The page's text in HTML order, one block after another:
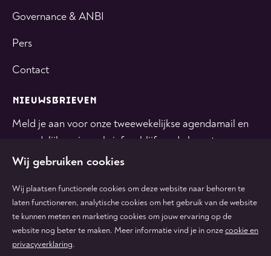
Governance & ANBI
Pers
Contact
NIEUWSBRIEVEN
Meld je aan voor onze tweewekelijkse agendamail en
maandelijkse nieuwsbrief en blijf op de hoogte.
Volg
ons
op
Volg
ons
op
Volg
ons
Volg
ons
Volg
ons
Wij gebruiken cookies
Wij plaatsen functionele cookies om deze website naar behoren te
laten functioneren, analytische cookies om het gebruik van de website
te kunnen meten en marketing cookies om jouw ervaring op de
website nog beter te maken. Meer informatie vind je in onzecookie en
privacyverklaring.